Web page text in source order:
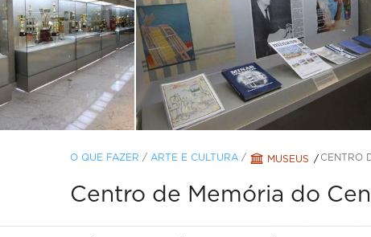
O QUE FAZER / ARTE E CULTURA / MUSEUS CENTRO
Centro de Memória do